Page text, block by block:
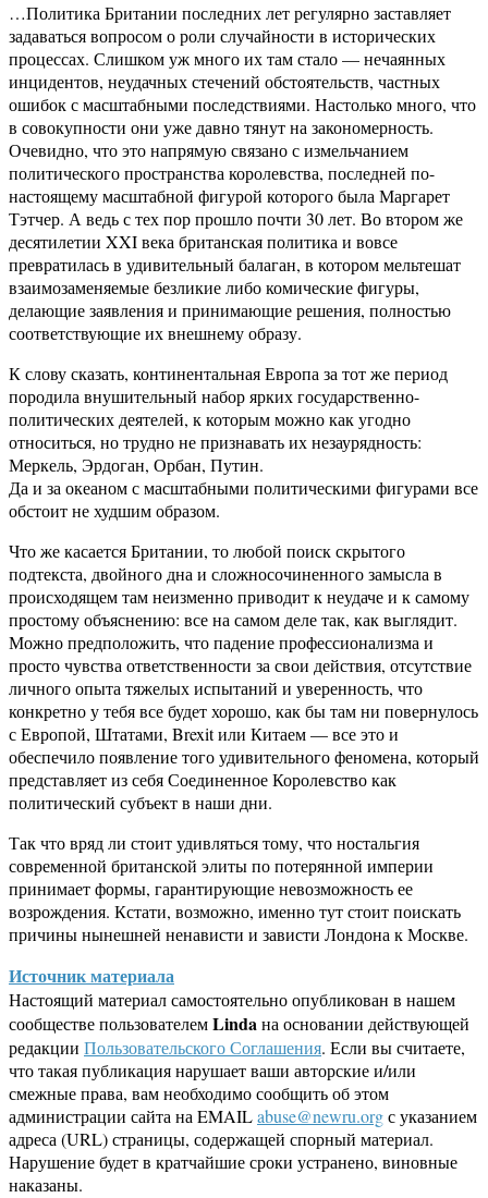
…Политика Британии последних лет регулярно заставляет
задаваться вопросом о роли случайности в исторических
процессах. Слишком уж много их там стало — нечаянных
инцидентов, неудачных стечений обстоятельств, частных
ошибок с масштабными последствиями. Настолько много, что
в совокупности они уже давно тянут на закономерность.
Очевидно, что это напрямую связано с измельчанием
политического пространства королевства, последней по-
настоящему масштабной фигурой которого была Маргарет
Тэтчер. А ведь с тех пор прошло почти 30 лет. Во втором же
десятилетии XXI века британская политика и вовсе
превратилась в удивительный балаган, в котором мельтешат
взаимозаменяемые безликие либо комические фигуры,
делающие заявления и принимающие решения, полностью
соответствующие их внешнему образу.
К слову сказать, континентальная Европа за тот же период
породила внушительный набор ярких государственно-
политических деятелей, к которым можно как угодно
относиться, но трудно не признавать их незаурядность:
Меркель, Эрдоган, Орбан, Путин.
Да и за океаном с масштабными политическими фигурами все
обстоит не худшим образом.
Что же касается Британии, то любой поиск скрытого
подтекста, двойного дна и сложносочиненного замысла в
происходящем там неизменно приводит к неудаче и к самому
простому объяснению: все на самом деле так, как выглядит.
Можно предположить, что падение профессионализма и
просто чувства ответственности за свои действия, отсутствие
личного опыта тяжелых испытаний и уверенность, что
конкретно у тебя все будет хорошо, как бы там ни повернулось
с Европой, Штатами, Brexit или Китаем — все это и
обеспечило появление того удивительного феномена, который
представляет из себя Соединенное Королевство как
политический субъект в наши дни.
Так что вряд ли стоит удивляться тому, что ностальгия
современной британской элиты по потерянной империи
принимает формы, гарантирующие невозможность ее
возрождения. Кстати, возможно, именно тут стоит поискать
причины нынешней ненависти и зависти Лондона к Москве.
Источник материала
Настоящий материал самостоятельно опубликован в нашем
сообществе пользователемLindaна основании действующей
редакции Пользовательского Соглашения. Если вы считаете,
что такая публикация нарушает ваши авторские и/или
смежные права, вам необходимо сообщить об этом
администрации сайта на EMAILabuse@newru.orgс указанием
адреса (URL) страницы, содержащей спорный материал.
Нарушение будет в кратчайшие сроки устранено, виновные
наказаны.